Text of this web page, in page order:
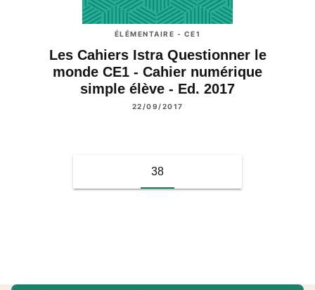
ÉLÉMENTAIRE - CE1
Les Cahiers Istra Questionner le
monde CE1 - Cahier numérique
simple élève - Ed. 2017
22/09/2017
38